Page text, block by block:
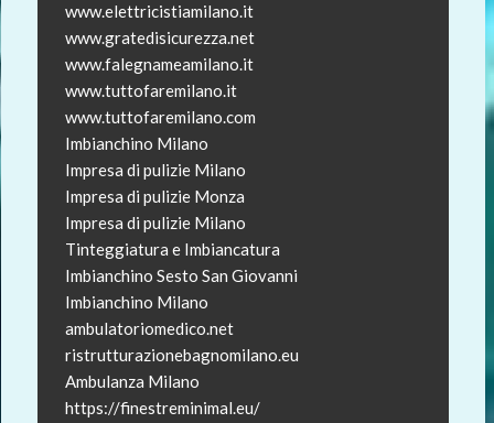
www.elettricistiamilano.it
www.gratedisicurezza.net
www.falegnameamilano.it
www.tuttofaremilano.it
www.tuttofaremilano.com
Imbianchino Milano
Impresa di pulizie Milano
Impresa di pulizie Monza
Impresa di pulizie Milano
Tinteggiatura e Imbiancatura
Imbianchino Sesto San Giovanni
Imbianchino Milano
ambulatoriomedico.net
ristrutturazionebagnomilano.eu
Ambulanza Milano
https://finestreminimal.eu/